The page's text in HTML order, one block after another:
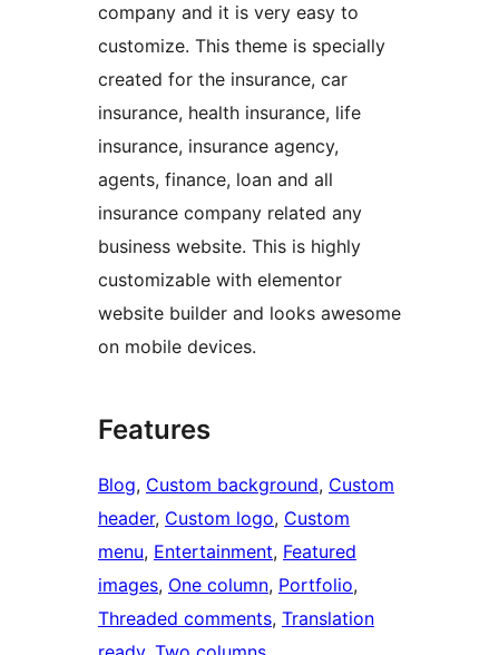
company and it is very easy to
customize. This theme is specially
created for the insurance, car
insurance, health insurance, life
insurance, insurance agency,
agents, finance, loan and all
insurance company related any
business website. This is highly
customizable with elementor
website builder and looks awesome
on mobile devices.
Features
Blog, Custom background, Custom
header, Custom logo, Custom
menu, Entertainment, Featured
images, One column, Portfolio
Threaded comments, Translation